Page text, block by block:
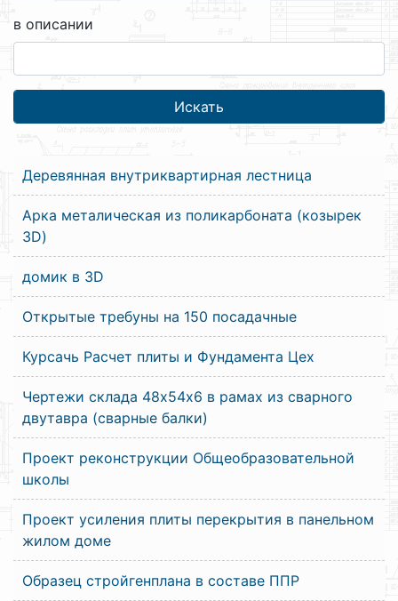
в описании
Деревянная внутриквартирная лестница
Арка металическая из поликарбоната (козырек
3D)
домик в 3D
Открытые требуны на 150 посадачные
Курсачь Расчет плиты и Фундамента Цех
Чертежи склада 48х54х6 в рамах из сварного
двутавра (сварные балки)
Проект реконструкции Общеобразовательной
школы
Проект усиления плиты перекрытия в панельном
жилом доме
Образец стройгенплана в составе ППР